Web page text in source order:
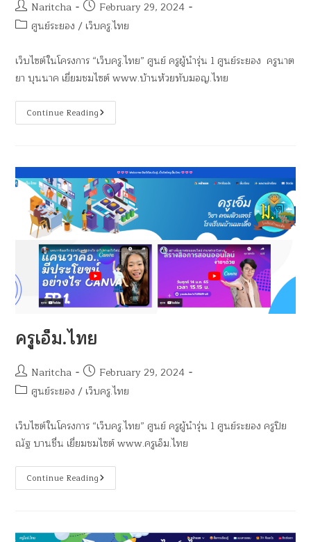
Naritcha
February 29, 2024
ศูนย์ระยอง / เว็บครู.ไทย
เว็บไซต์ในโครงการ “เว็บครู.ไทย” ศูนย์ ครูผู้นำรุ่น 1 ศูนย์ระยอง ครูนาต
ยา บุนนาค เยี่ยมชมไซต์ www.บ้านห้วยทับมอญ.ไทย
Continue Reading
ครูเอ็ม.ไทย
Naritcha
February 29, 2024
ศูนย์ระยอง / เว็บครู.ไทย
เว็บไซต์ในโครงการ “เว็บครู.ไทย” ศูนย์ ครูผู้นำรุ่น 1 ศูนย์ระยอง ครูปิย
ณัฐ บานชื่น เยี่ยมชมไซต์ www.ครูเอ็ม.ไทย
Continue Reading